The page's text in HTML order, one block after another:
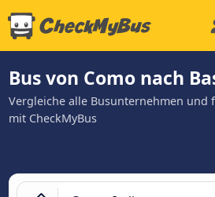
Bus von Como nach
Vergleiche alle Busunternehmen und
mit CheckMyBus